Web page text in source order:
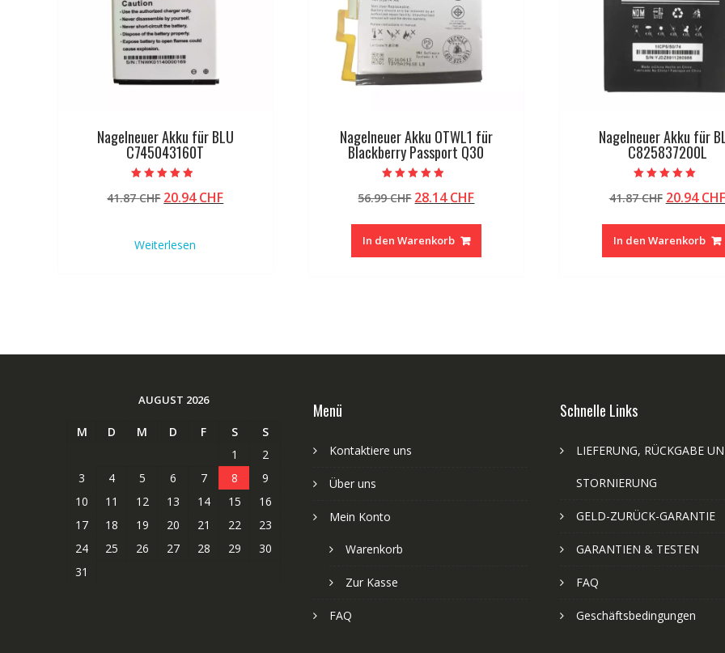
Nagelneuer Akku für BLU
C745043160T
4.50
von 5
41.87CHF Ursprünglicher
41.87 CHF
20.94CHFAktueller
Weiterlesen
Nagelneuer Akku OTWL1 für
Blackberry Passport Q30
4.50
von 5
56.99CHF Ursprünglicher
war:
56.99 CHF
28.14CHFAktueller
In den Warenkorb
Nagelneuer Akku für
C825837200L
5.00
von 5
41.87CHF
war:
41.87 CHF
20.94CHF
In den Warenkorb
AUGUST 2026
M D M D F S
S
1
2
3
4 5 6 7 8
9
10
11 12 13 14 15
16
17
18 19 20 21 22
23
24
25 26 27 28 29
30
31
Menü
Kontaktiere uns
Über uns
Mein Konto
Warenkorb
Zur Kasse
FAQ
Schnelle Links
LIEFERUNG, RÜCKGABE
STORNIERUNG
GELD-ZURÜCK-GARANTIE
GARANTIEN & TESTEN
FAQ
Geschäftsbedingungen